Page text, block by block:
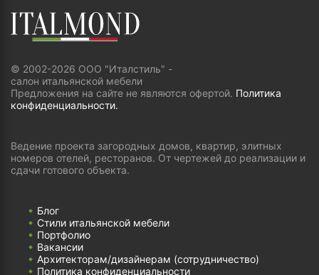
© 2002-2026 ООО "Италстиль" -
салон итальянской мебели
Предложения на сайте не являются офертой. Политика
конфиденциальности.
Ведение проекта загородных домов, квартир, элитных
номеров отелей, ресторанов. От чертежей до реализации и
сдачи готового объекта.
Блог
Стили итальянской мебели
Портфолио
Вакансии
Архитекторам/дизайнерам (cотрудничество)
Политика конфиденциальности